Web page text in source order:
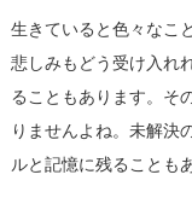
生きていると色々なこ
悲しみもどう受け入れ
ることもあります。そ
りませんよね。未解決
ルと記憶に残ることも